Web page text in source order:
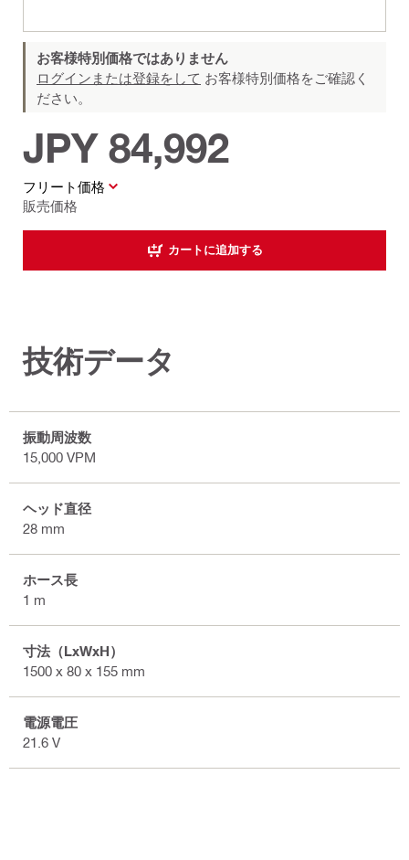
お客様特別価格ではありません
ログインまたは登録をして お客様特別価格をご確認く
ださい。
フリート価格
販売価格
JPY 84,992
カートに追加する
技術データ
振動周波数
15,000 VPM
ヘッド直径
28 mm
ホース長
1 m
寸法（LxWxH）
1500 x 80 x 155 mm
電源電圧
21.6 V